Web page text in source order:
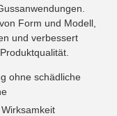
Form und Modell,
und verbessert
ohne schädliche